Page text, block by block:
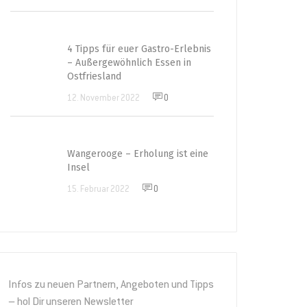
4 Tipps für euer Gastro-Erlebnis
– Außergewöhnlich Essen in
Ostfriesland
12. November 2022 0
Wangerooge – Erholung ist eine
Insel
15. Februar 2022 0
Infos zu neuen Partnern, Angeboten und Tipps
– hol Dir unseren Newsletter